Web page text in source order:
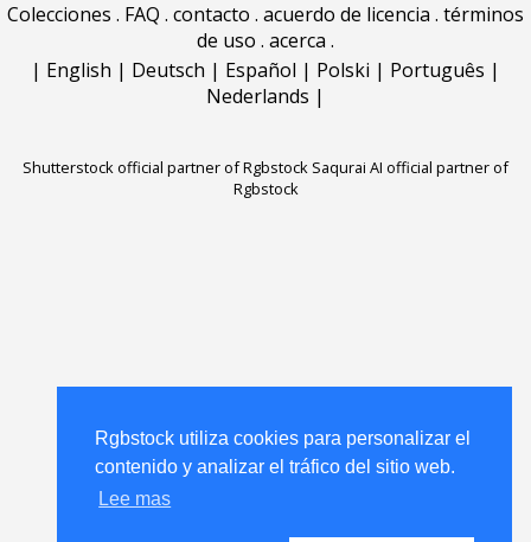
Rgbstock utiliza cookies para personalizar el
contenido y analizar el tráfico del sitio web.
Lee mas
Colecciones . FAQ . contacto . acuerdo de licencia . términos
de uso . acerca .
| English | Deutsch | Español | Polski | Português |
Nederlands |
Shutterstock official partner of Rgbstock Saqurai AI official partner of
Rgbstock